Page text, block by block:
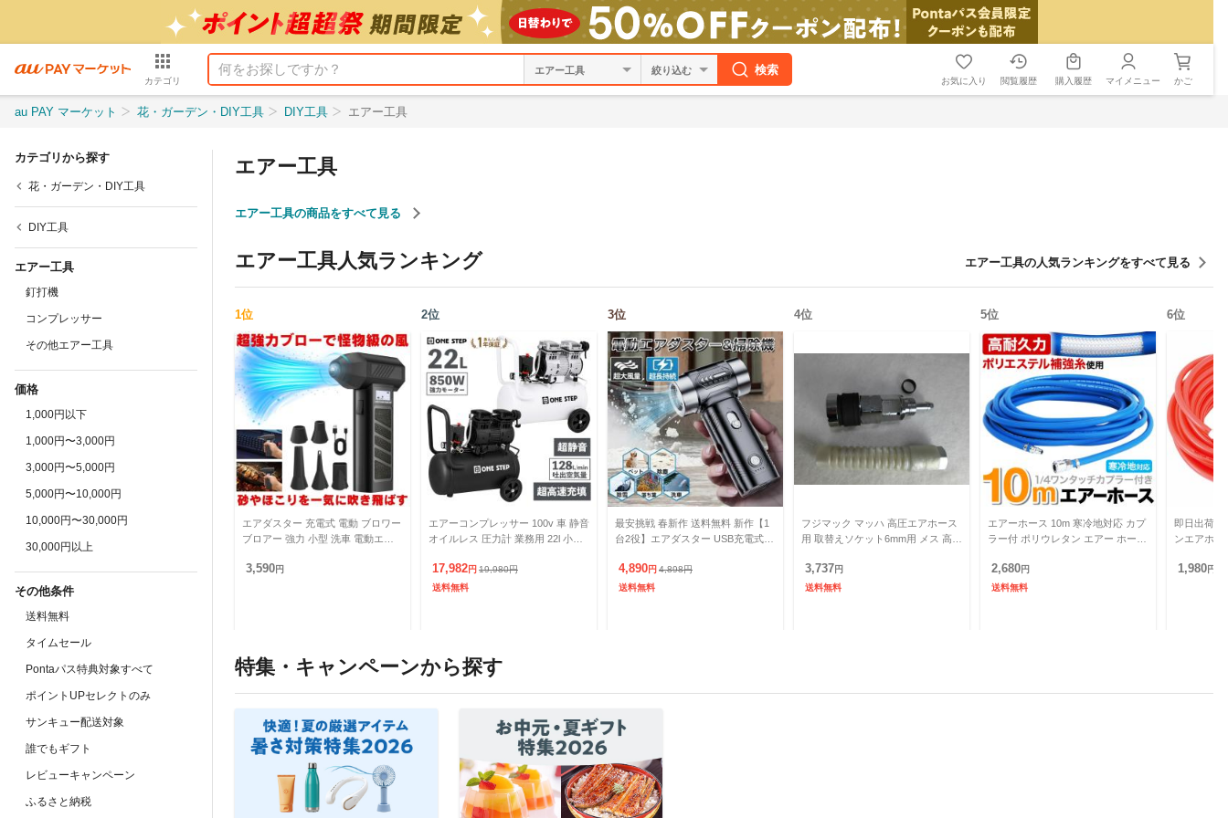
カテゴリ
絞り込む 検索
お気に入り 閲覧履歴 購入履歴 マイメニュー かご
au PAY マーケット 花・ガーデン・DIY工具 DIY工具 エアー工具
カテゴリから探す
花・ガーデン・DIY工具
DIY工具
エアー工具
釘打機
コンプレッサー
その他エアー工具
価格
1,000円以下
1,000円〜3,000円
3,000円〜5,000円
5,000円〜10,000円
10,000円〜30,000円
30,000円以上
その他条件
送料無料
タイムセール
Pontaパス特典対象すべて
ポイントUPセレクトのみ
サンキュー配送対象
誰でもギフト
レビューキャンペーン
ふるさと納税
エアー工具
エアー工具の商品をすべて見る
エアー工具人気ランキング エアー工具の人気ランキングをすべて見る
1位
エアダスター 充電式 電動 ブロワー
ブロアー 強力 小型 洗車 電動エア
掃除 pc キーボ
3,590円
2位
エアーコンプレッサー 100v 車 静音
オイルレス 圧力計 業務用 22l 小型
ンプレッ
17,982円 19,980円
送料無料
3位
最安挑戦 春新作 送料無料 新作【1
台2役】エアダスター USB充電式
洗車 ペット 除塵 除
4,890円 4,898円
送料無料
4位
フジマック マッハ 高圧エアホース
用 取替えソケット6mm用 メス 高圧
3,737円
送料無料
5位
エアーホース 10m 寒冷地対応 カプ
ラー付 ポリウレタン エアー ホース
ー エアダスター
2,680円
送料無料
6位
即日出荷
ンエアホー
1,980円
特集・キャンペーンから探す